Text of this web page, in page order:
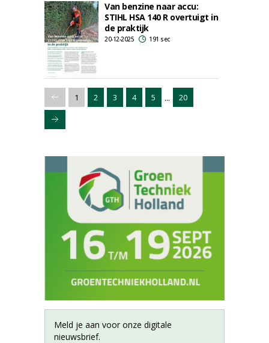
Van benzine naar accu:
STIHL HSA 140 R overtuigt in
de praktijk
20-12-2025 191 sec
1 2 3 4 5 ... 20
Meld je aan voor onze digitale
nieuwsbrief.